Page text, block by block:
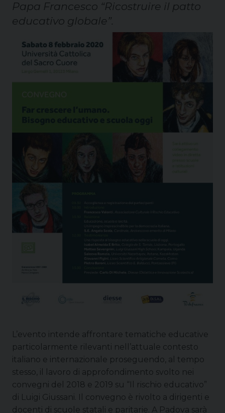
Papa Francesco “Ricostruire il patto
educativo globale”.
L’evento intende affrontare tematiche educative
particolarmente rilevanti nell’attuale contesto
italiano e internazionale proseguendo, al tempo
stesso, il lavoro di approfondimento svolto nei
convegni del 2018 e 2019 su “Il rischio educativo”
di Luigi Giussani. Il convegno è rivolto a dirigenti e
docenti di scuole statali e paritarie. A Padova sarà